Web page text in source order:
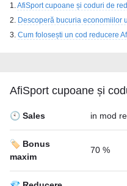
AfiSport cupoane și coduri de
Descoperă bucuria economiilor
Cum folosești un cod reducere
AfiSport cupoane și
🕙 Sales in mod
🏷️ Bonus
maxim
70 %